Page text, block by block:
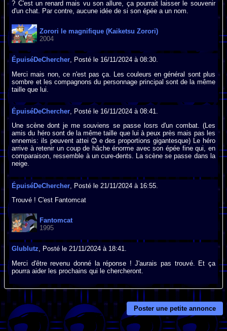
? C'est un renard mais vu son allure, ça pourrait laisser le souvenir
d'un chat. Par contre, aucune idée de si son épée a un nom.
Zorori le magnifique (Kaiketsu Zorori)
2004
ÉpuiséDeChercher, Posté le 16/11/2024 à 08:30.
Merci mais non, ce n'est pas ça. Les couleurs en général sont plus
sombre et les compagnons du personnage principal sont de la même
taille que lui.
ÉpuiséDeChercher , Posté le 16/11/2024 à 08:41.
Une scène dont je me souviens se passe losrs d'un combat. (Les
amis du héro sont de la même taille que lui à peux près mais pas les
ennemis: ils peuvent attei
e des proportions gigantesque) Le héro
arrive à retenir un coup de hâche énorme avec son épée fine qui, en
comparaison, ressemble à un cure-dents. La scène se passe dans la
neige.
ÉpuiséDeChercher , Posté le 21/11/2024 à 16:55.
Trouvé ! C'est Fantomcat
Fantomcat
1995
Glublutz, Posté le 21/11/2024 à 18:41.
Merci d'être revenu donné la réponse ! J'aurais pas trouvé. Et ça
pourra aider les prochains qui le chercheront.
Poster une petite annonce